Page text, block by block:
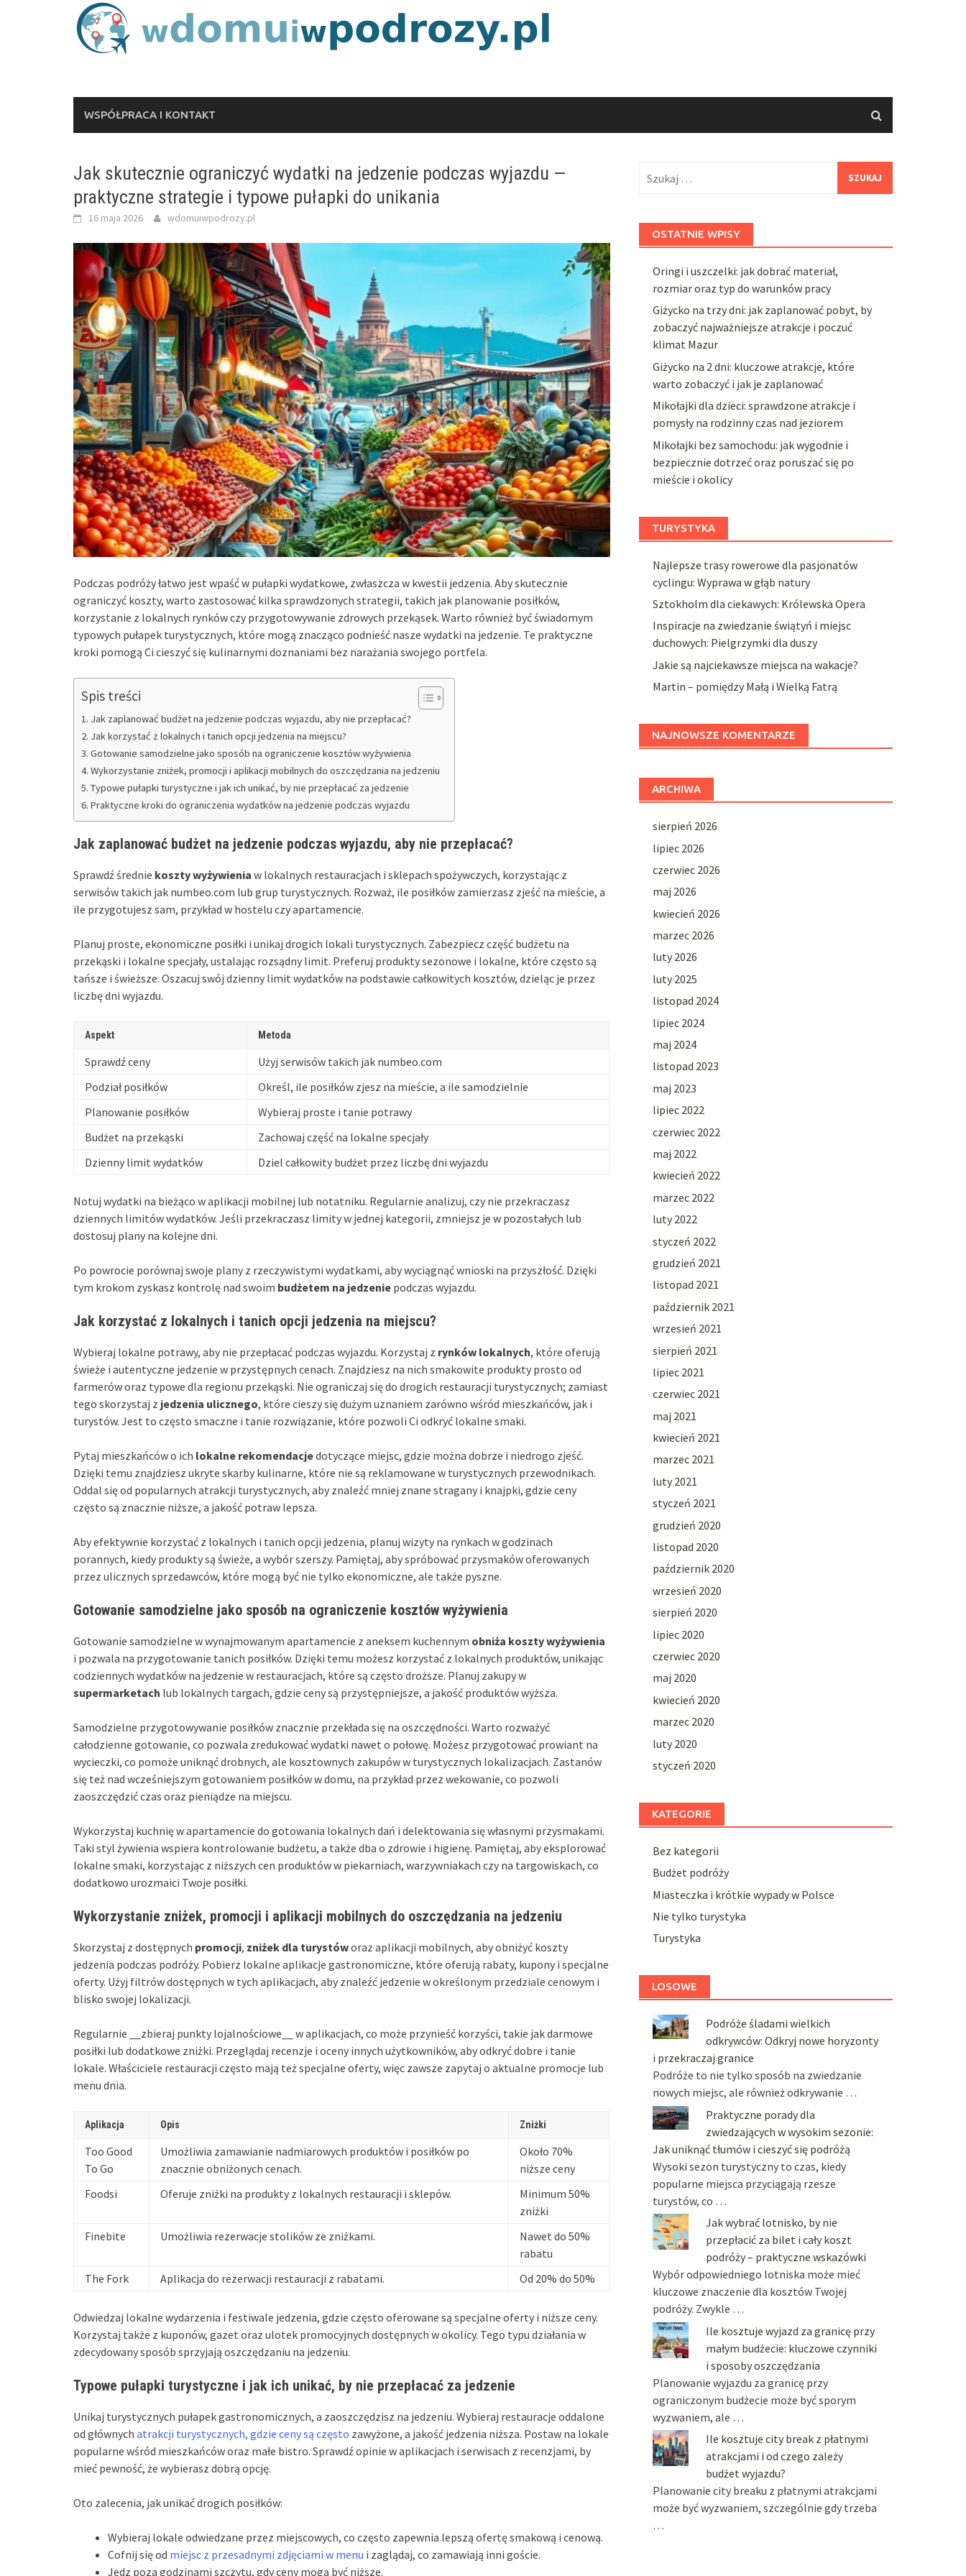
WSPÓŁPRACA I KONTAKT
Jak skutecznie ograniczyć wydatki na jedzenie podczas wyjazdu —
praktyczne strategie i typowe pułapki do unikania
16 maja 2026 wdomuiwpodrozy.pl
Podczas podróży łatwo jest wpaść w pułapki wydatkowe, zwłaszcza w kwestii jedzenia. Aby skutecznie
ograniczyć koszty, warto zastosować kilka sprawdzonych strategii, takich jak planowanie posiłków,
korzystanie z lokalnych rynków czy przygotowywanie zdrowych przekąsek. Warto również być świadomym
typowych pułapek turystycznych, które mogą znacząco podnieść nasze wydatki na jedzenie. Te praktyczne
kroki pomogą Ci cieszyć się kulinarnymi doznaniami bez narażania swojego portfela.
Spis treści
Jak zaplanować budżet na jedzenie podczas wyjazdu, aby nie przepłacać?
Jak korzystać z lokalnych i tanich opcji jedzenia na miejscu?
Gotowanie samodzielne jako sposób na ograniczenie kosztów wyżywienia
Wykorzystanie zniżek, promocji i aplikacji mobilnych do oszczędzania na jedzeniu
Typowe pułapki turystyczne i jak ich unikać, by nie przepłacać za jedzenie
Praktyczne kroki do ograniczenia wydatków na jedzenie podczas wyjazdu
Jak zaplanować budżet na jedzenie podczas wyjazdu, aby nie przepłacać?
Sprawdź średnie koszty wyżywienia w lokalnych restauracjach i sklepach spożywczych, korzystając z
serwisów takich jak numbeo.com lub grup turystycznych. Rozważ, ile posiłków zamierzasz zjeść na mieście, a
ile przygotujesz sam, przykład w hostelu czy apartamencie.
Planuj proste, ekonomiczne posiłki i unikaj drogich lokali turystycznych. Zabezpiecz część budżetu na
przekąski i lokalne specjały, ustalając rozsądny limit. Preferuj produkty sezonowe i lokalne, które często są
tańsze i świeższe. Oszacuj swój dzienny limit wydatków na podstawie całkowitych kosztów, dzieląc je przez
liczbę dni wyjazdu.
Aspekt Metoda
Sprawdź ceny
Użyj serwisów takich jak numbeo.com
Podział posiłków
Określ, ile posiłków zjesz na mieście, a ile samodzielnie
Planowanie posiłków
Wybieraj proste i tanie potrawy
Budżet na przekąski
Zachowaj część na lokalne specjały
Dzienny limit wydatków
Dziel całkowity budżet przez liczbę dni wyjazdu
Notuj wydatki na bieżąco w aplikacji mobilnej lub notatniku. Regularnie analizuj, czy nie przekraczasz
dziennych limitów wydatków. Jeśli przekraczasz limity w jednej kategorii, zmniejsz je w pozostałych lub
dostosuj plany na kolejne dni.
Po powrocie porównaj swoje plany z rzeczywistymi wydatkami, aby wyciągnąć wnioski na przyszłość. Dzięki
tym krokom zyskasz kontrolę nad swoim budżetem na jedzenie podczas wyjazdu.
Jak korzystać z lokalnych i tanich opcji jedzenia na miejscu?
Wybieraj lokalne potrawy, aby nie przepłacać podczas wyjazdu. Korzystaj z rynków lokalnych, które oferują
świeże i autentyczne jedzenie w przystępnych cenach. Znajdziesz na nich smakowite produkty prosto od
farmerów oraz typowe dla regionu przekąski. Nie ograniczaj się do drogich restauracji turystycznych; zamiast
tego skorzystaj z jedzenia ulicznego, które cieszy się dużym uznaniem zarówno wśród mieszkańców, jak i
turystów. Jest to często smaczne i tanie rozwiązanie, które pozwoli Ci odkryć lokalne smaki.
Pytaj mieszkańców o ich lokalne rekomendacjedotyczące miejsc, gdzie można dobrze i niedrogo zjeść.
Dzięki temu znajdziesz ukryte skarby kulinarne, które nie są reklamowane w turystycznych przewodnikach.
Oddal się od popularnych atrakcji turystycznych, aby znaleźć mniej znane stragany i knajpki, gdzie ceny
często są znacznie niższe, a jakość potraw lepsza.
Aby efektywnie korzystać z lokalnych i tanich opcji jedzenia, planuj wizyty na rynkach w godzinach
porannych, kiedy produkty są świeże, a wybór szerszy. Pamiętaj, aby spróbować przysmaków oferowanych
przez ulicznych sprzedawców, które mogą być nie tylko ekonomiczne, ale także pyszne.
Gotowanie samodzielne jako sposób na ograniczenie kosztów wyżywienia
Gotowanie samodzielne w wynajmowanym apartamencie z aneksem kuchennym obniża koszty wyżywienia
i pozwala na przygotowanie tanich posiłków. Dzięki temu możesz korzystać z lokalnych produktów, unikając
codziennych wydatków na jedzenie w restauracjach, które są często droższe. Planuj zakupy w
supermarketach lub lokalnych targach, gdzie ceny są przystępniejsze, a jakość produktów wyższa.
Samodzielne przygotowywanie posiłków znacznie przekłada się na oszczędności. Warto rozważyć
całodzienne gotowanie, co pozwala zredukować wydatki nawet o połowę. Możesz przygotować prowiant na
wycieczki, co pomoże uniknąć drobnych, ale kosztownych zakupów w turystycznych lokalizacjach. Zastanów
się też nad wcześniejszym gotowaniem posiłków w domu, na przykład przez wekowanie, co pozwoli
zaoszczędzić czas oraz pieniądze na miejscu.
Wykorzystaj kuchnię w apartamencie do gotowania lokalnych dań i delektowania się własnymi przysmakami.
Taki styl żywienia wspiera kontrolowanie budżetu, a także dba o zdrowie i higienę. Pamiętaj, aby eksplorować
lokalne smaki, korzystając z niższych cen produktów w piekarniach, warzywniakach czy na targowiskach, co
dodatkowo urozmaici Twoje posiłki.
Wykorzystanie zniżek, promocji i aplikacji mobilnych do oszczędzania na jedzeniu
Skorzystaj z dostępnych promocji, zniżek dla turystóworaz aplikacji mobilnych, aby obniżyć koszty
jedzenia podczas podróży. Pobierz lokalne aplikacje gastronomiczne, które oferują rabaty, kupony i specjalne
oferty. Użyj filtrów dostępnych w tych aplikacjach, aby znaleźć jedzenie w określonym przedziale cenowym i
blisko swojej lokalizacji.
Regularnie __zbieraj punkty lojalnościowe__ w aplikacjach, co może przynieść korzyści, takie jak darmowe
posiłki lub dodatkowe zniżki. Przeglądaj recenzje i oceny innych użytkowników, aby odkryć dobre i tanie
lokale. Właściciele restauracji często mają też specjalne oferty, więc zawsze zapytaj o aktualne promocje lub
menu dnia.
Aplikacja Opis Zniżki
Too Good
To Go
Umożliwia zamawianie nadmiarowych produktów i posiłków po
znacznie obniżonych cenach.
Około 70%
niższe ceny
Foodsi
Oferuje zniżki na produkty z lokalnych restauracji i sklepów.
Minimum 50%
zniżki
Finebite
Umożliwia rezerwacje stolików ze zniżkami.
Nawet do 50%
rabatu
The Fork
Aplikacja do rezerwacji restauracji z rabatami. Od 20% do 50%
Odwiedzaj lokalne wydarzenia i festiwale jedzenia, gdzie często oferowane są specjalne oferty i niższe ceny.
Korzystaj także z kuponów, gazet oraz ulotek promocyjnych dostępnych w okolicy. Tego typu działania w
zdecydowany sposób sprzyjają oszczędzaniu na jedzeniu.
Typowe pułapki turystyczne i jak ich unikać, by nie przepłacać za jedzenie
Unikaj turystycznych pułapek gastronomicznych, a zaoszczędzisz na jedzeniu. Wybieraj restauracje oddalone
od głównych atrakcji turystycznych, gdzie ceny są często zawyżone, a jakość jedzenia niższa. Postaw na lokale
popularne wśród mieszkańców oraz małe bistro. Sprawdź opinie w aplikacjach i serwisach z recenzjami, by
mieć pewność, że wybierasz dobrą opcję.
Oto zalecenia, jak unikać drogich posiłków:
Wybieraj lokale odwiedzane przez miejscowych, co często zapewnia lepszą ofertę smakową i cenową.
Cofnij się od miejsc z przesadnymi zdjęciami w menu i zaglądaj, co zamawiają inni goście.
Jedz poza godzinami szczytu, gdy ceny mogą być niższe.
OSTATNIE WPISY
Oringi i uszczelki: jak dobrać materiał,
rozmiar oraz typ do warunków pracy
Giżycko na trzy dni: jak zaplanować pobyt, by
zobaczyć najważniejsze atrakcje i poczuć
klimat Mazur
Giżycko na 2 dni: kluczowe atrakcje, które
warto zobaczyć i jak je zaplanować
Mikołajki dla dzieci: sprawdzone atrakcje i
pomysły na rodzinny czas nad jeziorem
Mikołajki bez samochodu: jak wygodnie i
bezpiecznie dotrzeć oraz poruszać się po
mieście i okolicy
TURYSTYKA
Najlepsze trasy rowerowe dla pasjonatów
cyclingu: Wyprawa w głąb natury
Sztokholm dla ciekawych: Królewska Opera
Inspiracje na zwiedzanie świątyń i miejsc
duchowych: Pielgrzymki dla duszy
Jakie są najciekawsze miejsca na wakacje?
Martin – pomiędzy Małą i Wielką Fatrą
NAJNOWSZE KOMENTARZE
ARCHIWA
sierpień 2026
lipiec 2026
czerwiec 2026
maj 2026
kwiecień 2026
marzec 2026
luty 2026
luty 2025
listopad 2024
lipiec 2024
maj 2024
listopad 2023
maj 2023
lipiec 2022
czerwiec 2022
maj 2022
kwiecień 2022
marzec 2022
luty 2022
styczeń 2022
grudzień 2021
listopad 2021
październik 2021
wrzesień 2021
sierpień 2021
lipiec 2021
czerwiec 2021
maj 2021
kwiecień 2021
marzec 2021
luty 2021
styczeń 2021
grudzień 2020
listopad 2020
październik 2020
wrzesień 2020
sierpień 2020
lipiec 2020
czerwiec 2020
maj 2020
kwiecień 2020
marzec 2020
luty 2020
styczeń 2020
KATEGORIE
Bez kategorii
Budżet podróży
Miasteczka i krótkie wypady w Polsce
Nie tylko turystyka
Turystyka
LOSOWE
Podróże śladami wielkich
odkrywców: Odkryj nowe horyzonty
i przekraczaj granice
Podróże to nie tylko sposób na zwiedzanie
nowych miejsc, ale również odkrywanie …
Praktyczne porady dla
zwiedzających w wysokim sezonie:
Jak uniknąć tłumów i cieszyć się podróżą
Wysoki sezon turystyczny to czas, kiedy
popularne miejsca przyciągają rzesze
turystów, co …
Jak wybrać lotnisko, by nie
przepłacić za bilet i cały koszt
podróży – praktyczne wskazówki
Wybór odpowiedniego lotniska może mieć
kluczowe znaczenie dla kosztów Twojej
podróży. Zwykle …
Ile kosztuje wyjazd za granicę przy
małym budżecie: kluczowe czynniki
i sposoby oszczędzania
Planowanie wyjazdu za granicę przy
ograniczonym budżecie może być sporym
wyzwaniem, ale …
Ile kosztuje city break z płatnymi
atrakcjami i od czego zależy
budżet wyjazdu?
Planowanie city breaku z płatnymi atrakcjami
może być wyzwaniem, szczególnie gdy trzeba
…